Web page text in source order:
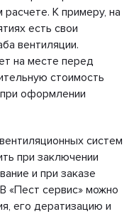
К примеру, на
есть свои
вентиляции.
на месте перед
стоимость
оформлении
систем
при заключении
и при заказе
«Пест сервис» можно
его дератизацию и